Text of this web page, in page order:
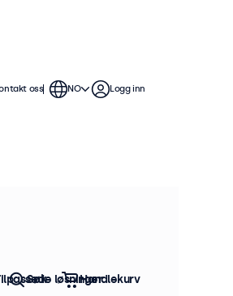
det
tak- og
etter: Bestselger
oss NO Logg inn
løsninger
Søk Handlekurv